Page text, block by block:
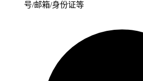
号/邮箱/身份证等